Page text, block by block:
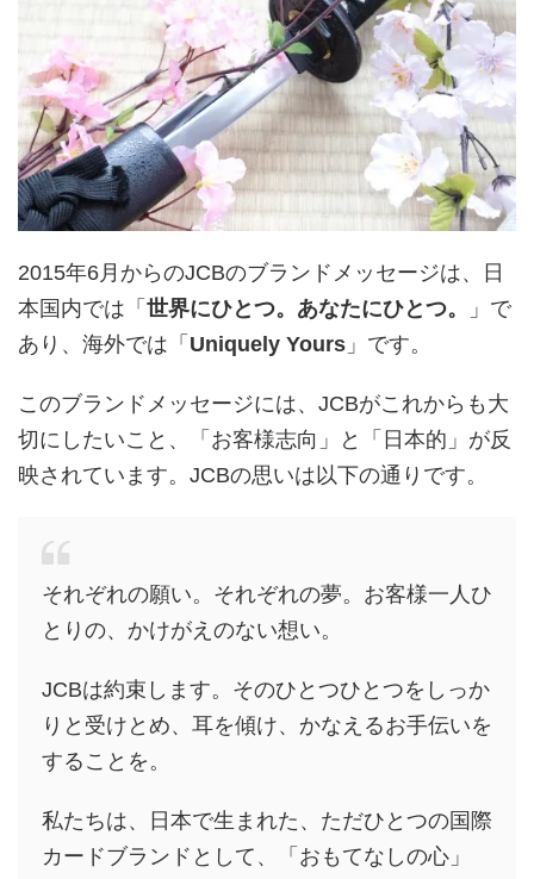
2015年6月からのJCBのブランドメッセージは、日
本国内では「 世界にひとつ。あなたにひとつ。
」で
あり、海外では「 Uniquely Yours 」です。
このブランドメッセージには、JCBがこれからも大
切にしたいこと、「お客様志向」と「日本的」が反
映されています。JCBの思いは以下の通りです。
それぞれの願い。それぞれの夢。お客様一人ひ
とりの、かけがえのない想い。
JCBは約束します。そのひとつひとつをしっか
りと受けとめ、耳を傾け、かなえるお手伝いを
することを。
私たちは、日本で生まれた、ただひとつの国際
カードブランドとして、「おもてなしの心」